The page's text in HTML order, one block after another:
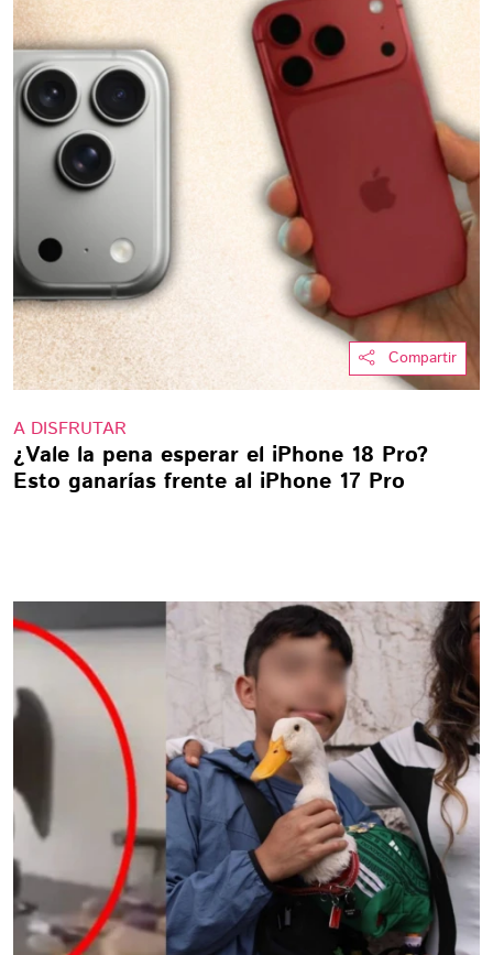
Compartir
A DISFRUTAR
¿Vale la pena esperar el iPhone 18 Pro?
Esto ganarías frente al iPhone 17 Pro